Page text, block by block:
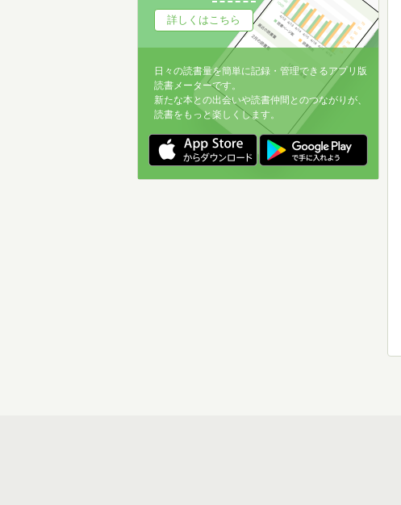
詳しくはこちら
日々の読書量を簡単に記録・管理できるアプリ版
読書メーターです。
新たな本との出会いや読書仲間とのつながりが、
読書をもっと楽しくします。